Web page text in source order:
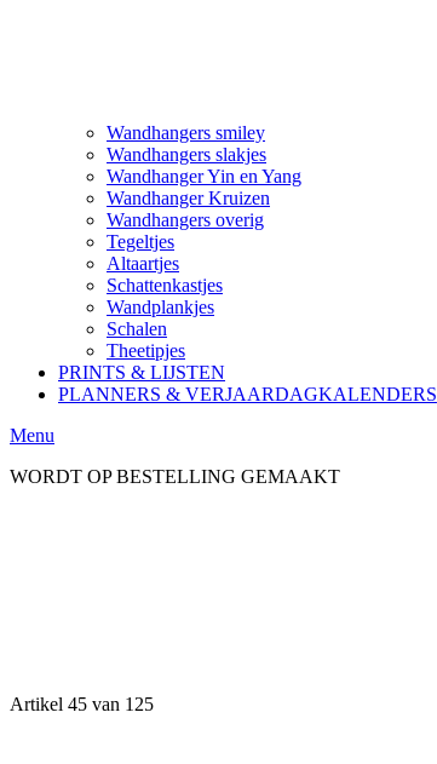
Wandhangers smiley
Wandhangers slakjes
Wandhanger Yin en Yang
Wandhanger Kruizen
Wandhangers overig
Tegeltjes
Altaartjes
Schattenkastjes
Wandplankjes
Schalen
Theetipjes
PRINTS & LIJSTEN
PLANNERS & VERJAARDAGKALENDERS
Menu
WORDT OP BESTELLING GEMAAKT
Artikel 45 van 125